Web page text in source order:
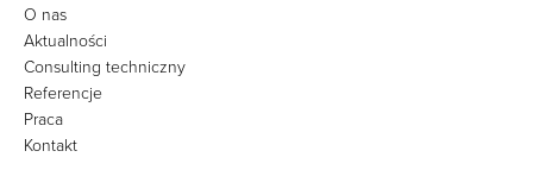
O nas
Aktualności
Consulting techniczny
Referencje
Praca
Kontakt